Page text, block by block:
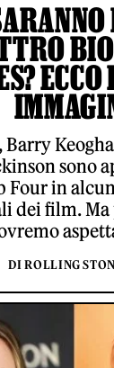
Barry
sono
Four in
dei film.
DI ROLLING